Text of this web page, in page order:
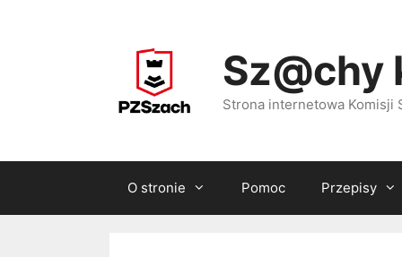
Sz@chy
Strona internetowa Komisji
O stronie Pomoc Przepisy